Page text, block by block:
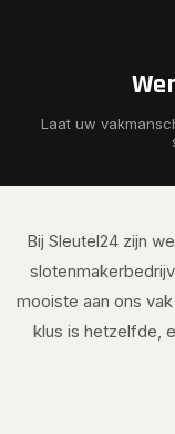
Laat uw
Bij Sleutel24 zijn
mooiste aan ons
klus is hetzelfde,